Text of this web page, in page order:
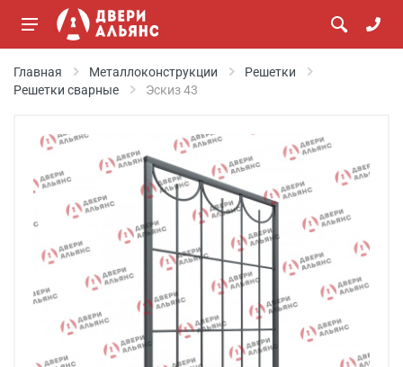
Главная Металлоконструкции
Решетки
Решетки сварные
Эскиз 43